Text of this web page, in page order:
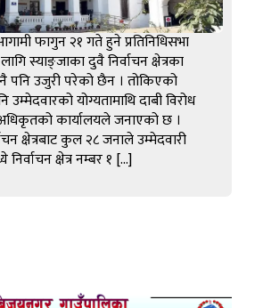
फागुन २१ गते हुने प्रतिनिधिसभा
स्याङ्जाका दुवै निर्वाचन क्षेत्रका
पनि उजुरी परेको छैन । तोकिएको
योग्यतामाथि दाबी विरोध
कार्यालयले जनाएको छ ।
क्षेत्रबाट कुल २८ जनाले उम्मेदवारी
क्षेत्र नम्बर १ […]